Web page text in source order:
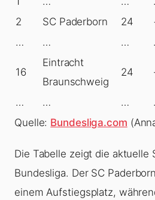
2
SC Paderborn 24
…
… …
16
Eintracht
Braunschweig
24
… … …
Quelle: Bundesliga.com
Die Tabelle zeigt die aktuelle
Bundesliga. Der SC
einem Aufstiegsplatz,